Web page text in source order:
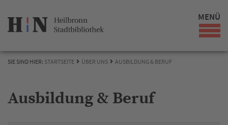
MENÜ
SIE SIND HIER: STARTSEITE ÜBER UNS AUSBILDUNG & BERUF
Ausbildung & Beruf